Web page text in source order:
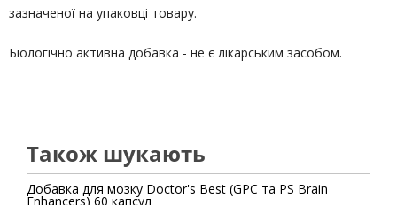
зазначеної на упаковці товару.
Біологічно активна добавка - не є лікарським засобом.
Також шукають
Добавка для мозку Doctor's Best (GPC та PS Brain
Enhancers) 60 капсул